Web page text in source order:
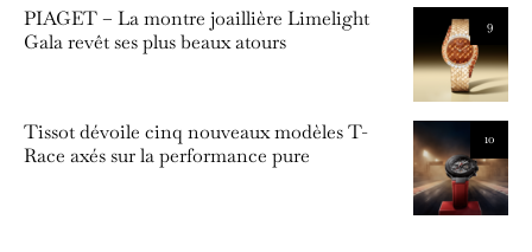
9
PIAGET – La montre joaillière Limelight
Gala revêt ses plus beaux atours
10
Tissot dévoile cinq nouveaux modèles T-
Race axés sur la performance pure